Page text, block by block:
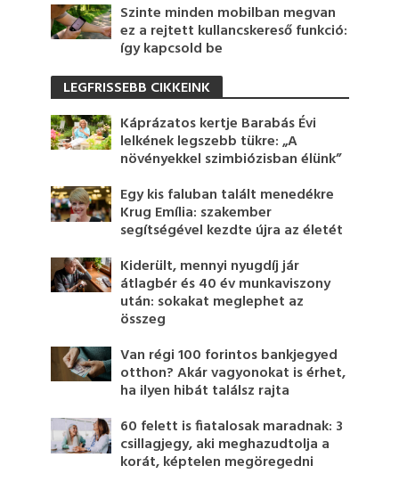
Szinte minden mobilban megvan
ez a rejtett kullancskereső funkció:
így kapcsold be
LEGFRISSEBB CIKKEINK
Káprázatos kertje Barabás Évi
lelkének legszebb tükre: „A
növényekkel szimbiózisban élünk”
Egy kis faluban talált menedékre
Krug Emília: szakember
segítségével kezdte újra az életét
Kiderült, mennyi nyugdíj jár
átlagbér és 40 év munkaviszony
után: sokakat meglephet az
összeg
Van régi 100 forintos bankjegyed
otthon? Akár vagyonokat is érhet,
ha ilyen hibát találsz rajta
60 felett is fiatalosak maradnak: 3
csillagjegy, aki meghazudtolja a
korát, képtelen megöregedni